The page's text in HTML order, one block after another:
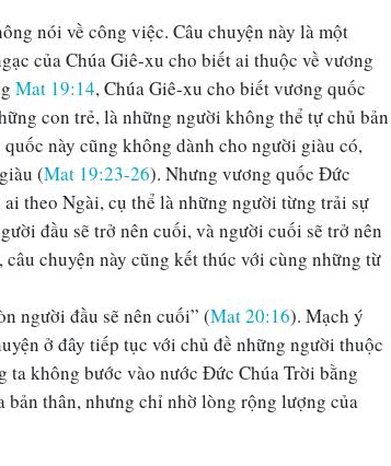
nói về công việc. Câu chuyện này là một
của Chúa Giê-xu cho biết ai thuộc về vương
Mat 19:14, Chúa Giê-xu cho biết vương quốc
con trẻ, là những người không thể tự chủ bản
này cũng không dành cho người giàu có,
(Mat 19:23-26). Nhưng vương quốc Đức
theo Ngài, cụ thể là những người từng trải sự
đầu sẽ trở nên cuối, và người cuối sẽ trở nên
câu chuyện này cũng kết thúc với cùng những từ
người đầu sẽ nên cuối” (Mat 20:16). Mạch ý
ở đây tiếp tục với chủ đề những người thuộc
ta không bước vào nước Đức Chúa Trời bằng
bản thân, nhưng chỉ nhờ lòng rộng lượng của